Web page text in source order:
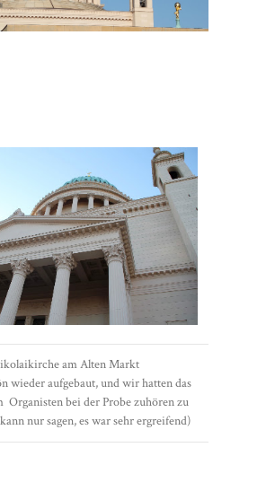
am Alten Markt
wieder aufgebaut, und wir hatten das
Organisten bei der Probe zuhören zu
nur sagen, es war sehr ergreifend)